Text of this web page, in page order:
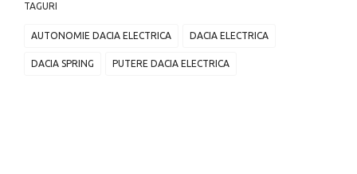
TAGURI
AUTONOMIE DACIA ELECTRICA DACIA ELECTRICA
DACIA SPRING PUTERE DACIA ELECTRICA